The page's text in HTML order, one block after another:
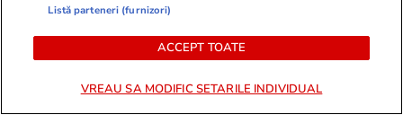
Listă parteneri (furnizori)
ACCEPT TOATE
VREAU SA MODIFIC SETARILE INDIVIDUAL